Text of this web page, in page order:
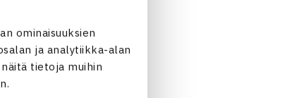
ominaisuuksien
ja analytiikka-alan
tietoja muihin